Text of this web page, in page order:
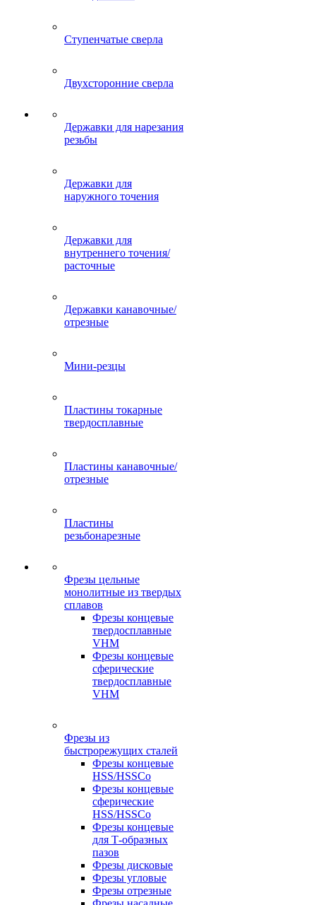
Ступенчатые сверла
Двухсторонние сверла
Державки для нарезания
резьбы
Державки для
наружного точения
Державки для
внутреннего точения/
расточные
Державки канавочные/
отрезные
Мини-резцы
Пластины токарные
твердосплавные
Пластины канавочные/
отрезные
Пластины
резьбонарезные
Фрезы цельные
монолитные из твердых
сплавов
Фрезы концевые
твердосплавные
VHM
Фрезы концевые
сферические
твердосплавные
VHM
Фрезы из
быстрорежущих сталей
Фрезы концевые
HSS/HSSCo
Фрезы концевые
сферические
HSS/HSSCo
Фрезы концевые
для Т-образных
пазов
Фрезы дисковые
Фрезы угловые
Фрезы отрезные